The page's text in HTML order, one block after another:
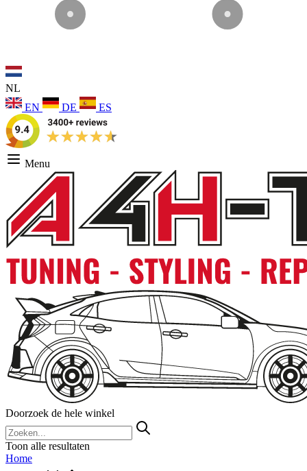
NL
EN
DE ES
Menu
Doorzoek de hele winkel
Toon alle resultaten
Home